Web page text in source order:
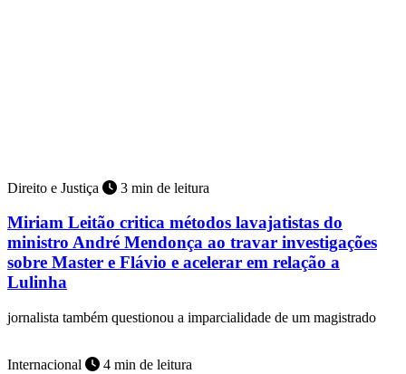
Direito e Justiça 3 min de leitura
Miriam Leitão critica métodos lavajatistas do
ministro André Mendonça ao travar investigações
sobre Master e Flávio e acelerar em relação a
Lulinha
jornalista também questionou a imparcialidade de um magistrado
Internacional 4 min de leitura